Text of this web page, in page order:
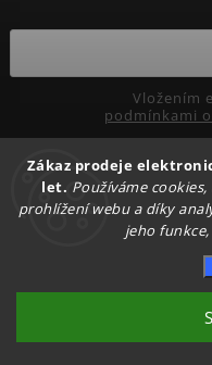
Zákaz prodeje
let. Používáme
prohlížení webu a díky
jeho
podmínkami